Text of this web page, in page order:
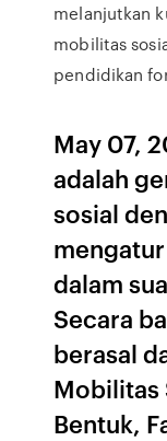
melanjutkan
mobilitas
pendidikan
May 07,
adalah
sosial
dalam
Secara
berasal
Mobilitas
Bentuk,